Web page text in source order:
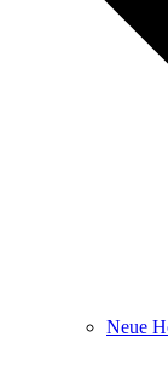
Neue